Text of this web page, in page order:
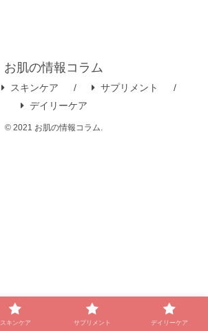
お肌の情報コラム
スキンケア
サプリメント
デイリーケア
© 2021 お肌の情報コラム.
スキンケア サプリメント デイリーケア